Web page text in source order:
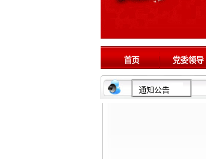
首页 党委领导
通知公告